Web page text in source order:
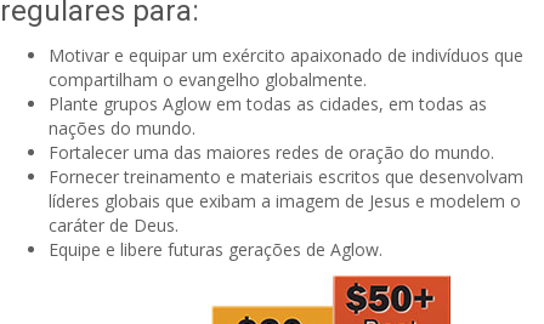
regulares para:
Motivar e equipar um exército apaixonado de indivíduos que
compartilham o evangelho globalmente.
Plante grupos Aglow em todas as cidades, em todas as
nações do mundo.
Fortalecer uma das maiores redes de oração do mundo.
Fornecer treinamento e materiais escritos que desenvolvam
líderes globais que exibam a imagem de Jesus e modelem o
caráter de Deus.
Equipe e libere futuras gerações de Aglow.